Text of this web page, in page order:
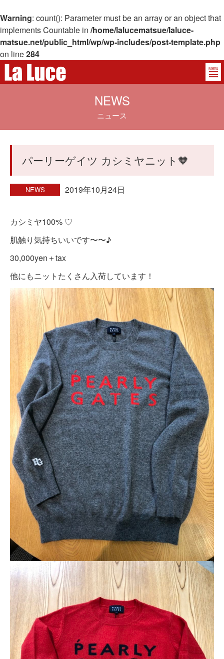
Warning: count(): Parameter must be an array or an object that
implements Countable in /home/lalucematsue/laluce-
matsue.net/public_html/wp/wp-includes/post-template.php
on line284
Menu
NEWS
ニュース
パーリーゲイツ カシミヤニット🧡
NEWS 2019年10月24日
カシミヤ100% ♡
肌触り気持ちいいです〜〜♪
30,000yen＋tax
他にもニットたくさん入荷しています！